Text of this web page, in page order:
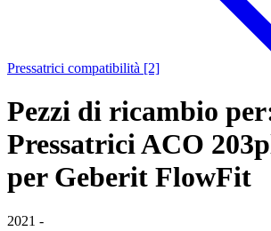
Pressatrici compatibilità [2]
Pezzi di ricambio
Pressatrici ACO
per Geberit FlowFit
2021 -